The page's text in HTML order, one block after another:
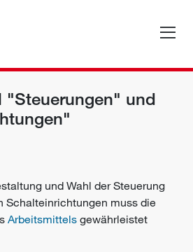
"Steuerungen" und
und Wahl der Steuerung
Schalteinrichtungen muss die
Arbeitsmittels gewährleistet